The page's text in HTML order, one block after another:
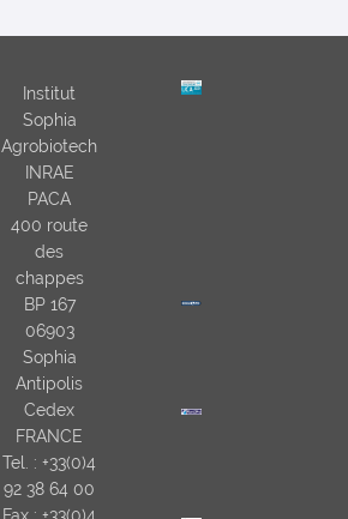
Institut
Sophia
Agrobiotech
INRAE
PACA
400 route
des
chappes
BP 167
06903
Sophia
Antipolis
Cedex
FRANCE
Tel. : +33(0)4
92 38 64 00